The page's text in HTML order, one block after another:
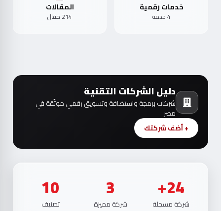
خدمات رقمية
4 خدمة
المقالات
214 مقال
دليل الشركات التقنية
شركات برمجة واستضافة وتسويق رقمي موثّقة في
مصر
+ أضف شركتك
24+
شركة مسجلة
3
شركة مميزة
10
تصنيف